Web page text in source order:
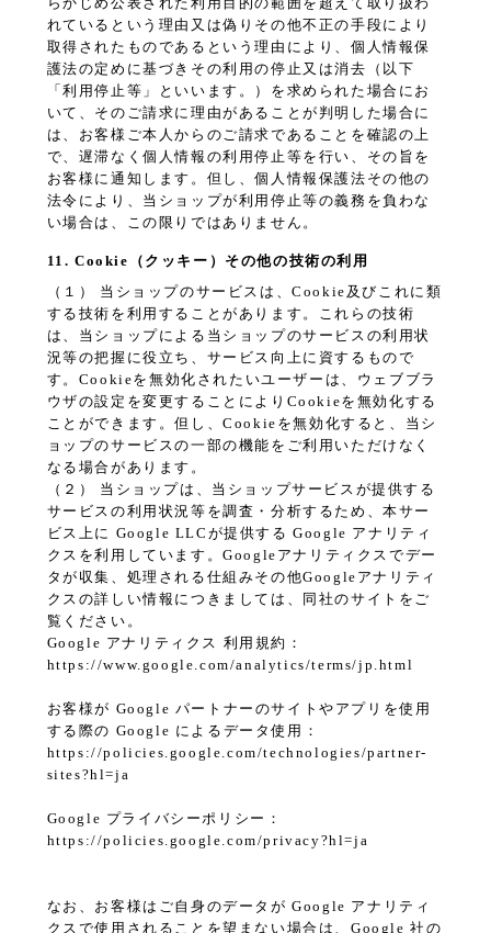
れているという理由又は偽りその他不正の手段により
取得されたものであるという理由により、個人情報保
護法の定めに基づきその利用の停止又は消去（以下
「利用停止等」といいます。）を求められた場合にお
いて、そのご請求に理由があることが判明した場合に
は、お客様ご本人からのご請求であることを確認の上
で、遅滞なく個人情報の利用停止等を行い、その旨を
お客様に通知します。但し、個人情報保護法その他の
法令により、当ショップが利用停止等の義務を負わな
い場合は、この限りではありません。
11. Cookie（クッキー）その他の技術の利用
（１） 当ショップのサービスは、Cookie及びこれに類
する技術を利用することがあります。これらの技術
は、当ショップによる当ショップのサービスの利用状
況等の把握に役立ち、サービス向上に資するもので
す。Cookieを無効化されたいユーザーは、ウェブブラ
ウザの設定を変更することによりCookieを無効化する
ことができます。但し、Cookieを無効化すると、当シ
ョップのサービスの一部の機能をご利用いただけなく
なる場合があります。
（２） 当ショップは、当ショップサービスが提供する
サービスの利用状況等を調査・分析するため、本サー
ビス上に Google LLCが提供する Google アナリティ
クスを利用しています。Googleアナリティクスでデー
タが収集、処理される仕組みその他Googleアナリティ
クスの詳しい情報につきましては、同社のサイトをご
覧ください。
Google アナリティクス 利用規約：
https://www.google.com/analytics/terms/jp.html
お客様が Google パートナーのサイトやアプリを使用
する際の Google によるデータ使用：
https://policies.google.com/technologies/partner-
sites?hl=ja
Google プライバシーポリシー：
https://policies.google.com/privacy?hl=ja
なお、お客様はご自身のデータが Google アナリティ
クスで使用されることを望まない場合は、Google 社の